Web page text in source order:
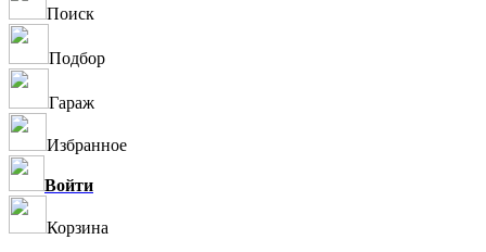
Поиск
Подбор
Гараж
Избранное
Войти
Корзина